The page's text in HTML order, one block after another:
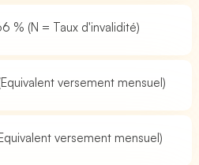
% (N = Taux d'invalidité)
versement mensuel)
versement mensuel)